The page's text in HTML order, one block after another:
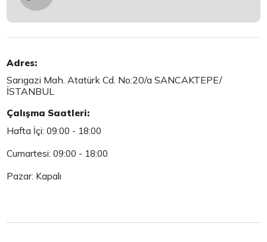
Adres:
Sarıgazi Mah. Atatürk Cd. No:20/a SANCAKTEPE/
İSTANBUL
Çalışma Saatleri:
Hafta İçi: 09:00 - 18:00
Cumartesi: 09:00 - 18:00
Pazar: Kapalı